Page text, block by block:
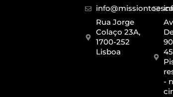
Rua Jorge
Colaço 23A,
1700-252
Lisboa
-